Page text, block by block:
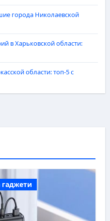
города Николаевской
в Харьковской области:
области: топ-5 с
гаджети